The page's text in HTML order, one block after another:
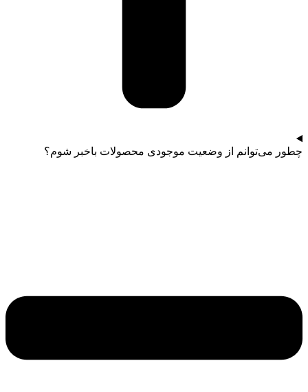
چطور می‌توانم از وضعیت موجودی محصولات باخبر شوم؟